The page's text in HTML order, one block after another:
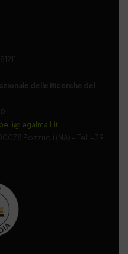
delle Ricerche del
Pozzuoli (NA) – Tel. +39